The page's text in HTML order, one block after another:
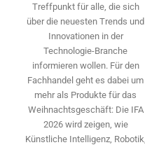
Treffpunkt für alle, die sich
über die neuesten Trends und
Innovationen in der
Technologie-­Branche
informieren wollen. Für den
Fachhandel geht es dabei um
mehr als Produkte für das
Weihnachtsgeschäft: Die IFA
2026 wird ­zeigen, wie
Künstliche Intelligenz, Robotik,